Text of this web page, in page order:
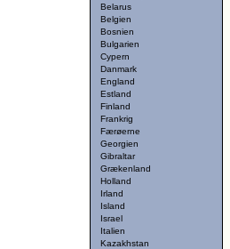
Belarus
Belgien
Bosnien
Bulgarien
Cypern
Danmark
England
Estland
Finland
Frankrig
Færøerne
Georgien
Gibraltar
Grækenland
Holland
Irland
Island
Israel
Italien
Kazakhstan